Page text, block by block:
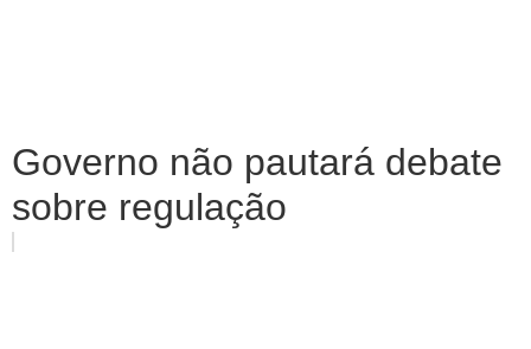
Governo não pautará debate
sobre regulação